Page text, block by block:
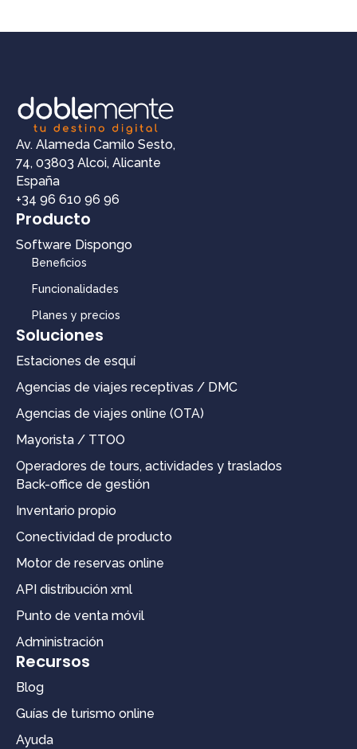
Av. Alameda Camilo Sesto,
74, 03803 Alcoi, Alicante
España
+34 96 610 96 96
Producto
Software Dispongo
Beneficios
Funcionalidades
Planes y precios
Soluciones
Estaciones de esquí
Agencias de viajes receptivas / DMC
Agencias de viajes online (OTA)
Mayorista / TTOO
Operadores de tours, actividades y traslados
Back-office de gestión
Inventario propio
Conectividad de producto
Motor de reservas online
API distribución xml
Punto de venta móvil
Administración
Recursos
Blog
Guías de turismo online
Ayuda